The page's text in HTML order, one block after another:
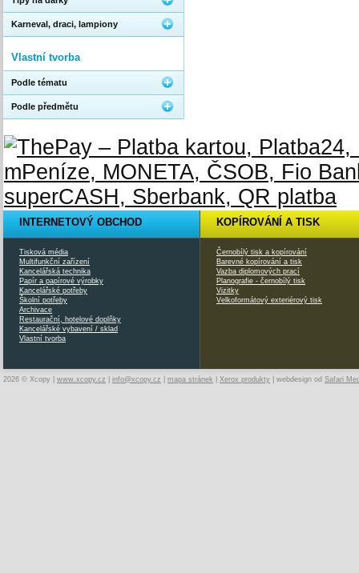
Karneval, draci, lampiony
Vlastní tvorba
Podle tématu
Podle předmětu
INTERNETOVÝ OBCHOD
Tisková média
Multifunkční zařízení
Kancelářská technika
Papír a papírové výrobky
Kancelářské potřeby
Školní potřeby
Archivace
Restaurační, hotelové doplňky
Kancelářské vybavení / sklad
Vlastní tvorba
KOPÍROVÁNÍ A TISK
Černobílý tisk a kopírování
Barevné kopírování a tisk
Vazba diplomových prací
Planografie - černobílý tisk
Vizitky
Velkoformátový exteriérový tisk
2026 © Xcopy | www.xcopy.cz info@xcopy.cz mapa stránek Xerox produkty | webdesign od Safari